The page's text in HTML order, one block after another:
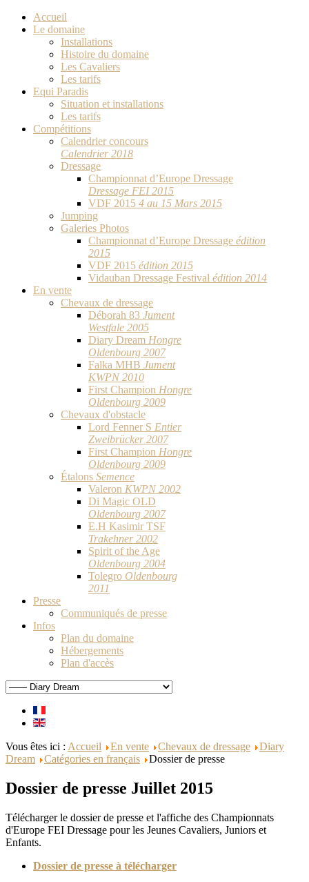
Accueil
Le domaine
Installations
Histoire du domaine
Les Cavaliers
Les tarifs
Equi Paradis
Situation et installations
Les tarifs
Compétitions
Calendrier concours
Calendrier 2018
Dressage
Championnat d’Europe Dressage
Dressage FEI 2015
VDF 2015 4 au 15 Mars 2015
Jumping
Galeries Photos
Championnat d’Europe Dressage édition
2015
VDF 2015 édition 2015
Vidauban Dressage Festival édition 2014
En vente
Chevaux de dressage
Déborah 83 Jument
Westfale 2005
Diary Dream Hongre
Oldenbourg 2007
Falka MHB Jument
KWPN 2010
First Champion Hongre
Oldenbourg 2009
Chevaux d'obstacle
Lord Fenner S Entier
Zweibrücker 2007
First Champion Hongre
Oldenbourg 2009
Étalons Semence
Valeron KWPN 2002
Di Magic OLD
Oldenbourg 2007
E.H Kasimir TSF
Trakehner 2002
Spirit of the Age
Oldenbourg 2004
Tolegro Oldenbourg
2011
Presse
Communiqués de presse
Infos
Plan du domaine
Hébergements
Plan d'accès
Vous êtes ici : Accueil En vente Chevaux de dressage
Diary
Dream
Catégories en français Dossier de presse
Dossier de presse Juillet 2015
Télécharger le dossier de presse et l'affiche des Championnats
d'Europe FEI Dressage pour les Jeunes Cavaliers, Juniors et
Enfants.
Dossier de presse à télécharger